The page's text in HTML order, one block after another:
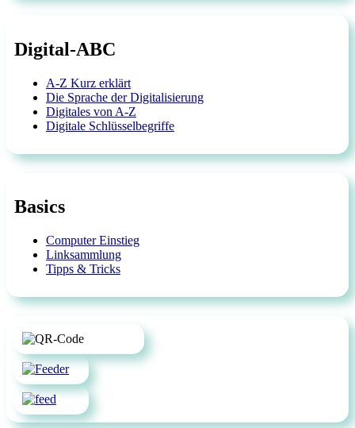
Digital-ABC
A-Z Kurz erklärt
Die Sprache der Digitalisierung
Digitales von A-Z
Digitale Schlüsselbegriffe
Basics
Computer Einstieg
Linksammlung
Tipps & Tricks